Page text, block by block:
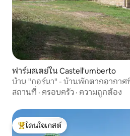
ฟาร์มสเตย์ใน Castell'umberto
บ้าน "กอร์นา" - บ้านพักตากอากาศ
สถานที่ · ครอบครัว · ความถูกต้อง
โดนใจเกสต์ที่สุด
โดนใจเกสต์